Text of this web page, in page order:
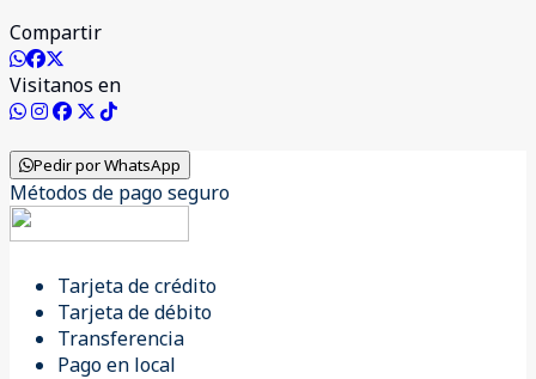
Compartir
Visitanos en
Pedir por WhatsApp
Métodos de pago seguro
Tarjeta de crédito
Tarjeta de débito
Transferencia
Pago en local